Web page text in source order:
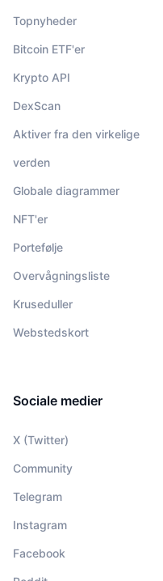
Topnyheder
Bitcoin ETF'er
Krypto API
DexScan
Aktiver fra den virkelige
verden
Globale diagrammer
NFT'er
Portefølje
Overvågningsliste
Kruseduller
Webstedskort
Sociale medier
X (Twitter)
Community
Telegram
Instagram
Facebook